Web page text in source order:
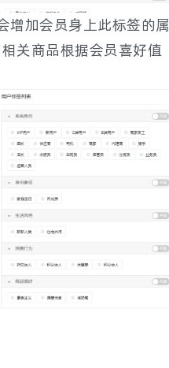
增加会员身上此标签的属
关商品根据会员喜好值